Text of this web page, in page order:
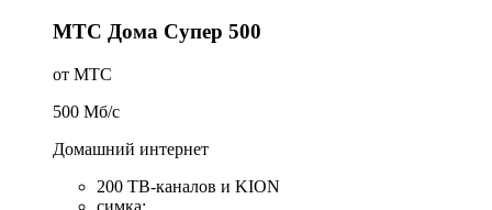
МТС Дома Супер 500
от МТС
500 Мб/c
Домашний интернет
200 ТВ-каналов и KION
симка: